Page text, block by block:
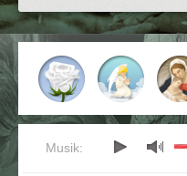
Musik: